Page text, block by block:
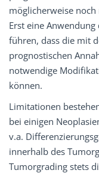
möglicherweise
Erst eine
führen, dass die mit
prognostischen
notwendige
können.
Limitationen
bei einigen
v.a.
innerhalb des
Tumorgrading stets